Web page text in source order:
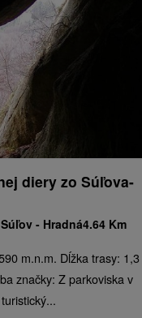
diery zo Súľova-
Súľov - Hradná4.64 Km
m.n.m. Dĺžka trasy: 1,3
značky: Z parkoviska v